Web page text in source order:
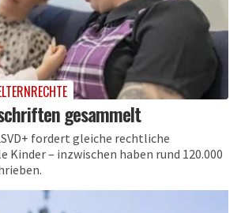
gesammelt
fordert gleiche rechtliche
Kinder – inzwischen haben rund 120.000